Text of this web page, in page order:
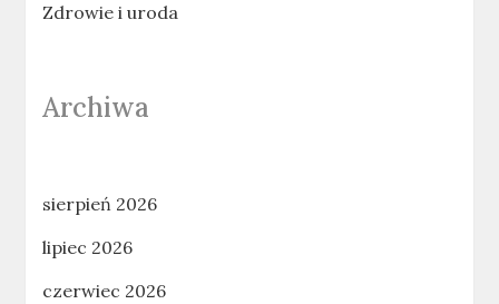
Zdrowie i uroda
Archiwa
sierpień 2026
lipiec 2026
czerwiec 2026